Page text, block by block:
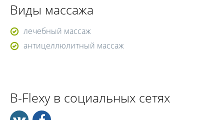
Виды массажа
лечебный массаж
антицеллюлитный массаж
B-Flexy в социальных сетях